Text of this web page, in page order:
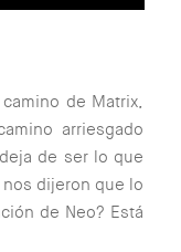
de Matrix,
arriesgado
de ser lo que
dijeron que lo
de Neo? Está